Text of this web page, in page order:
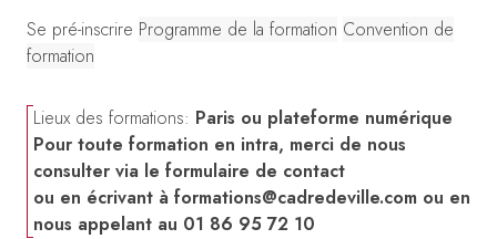
Se pré-inscrire Programme de la formation Convention de
formation
Lieux des formations: Paris ou plateforme numérique
Pour toute formation en intra, merci de nous
consulter via le formulaire de contact
ou en écrivant à formations@cadredeville.com ou en
nous appelant au 01 86 95 72 10